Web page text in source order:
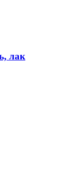
лак